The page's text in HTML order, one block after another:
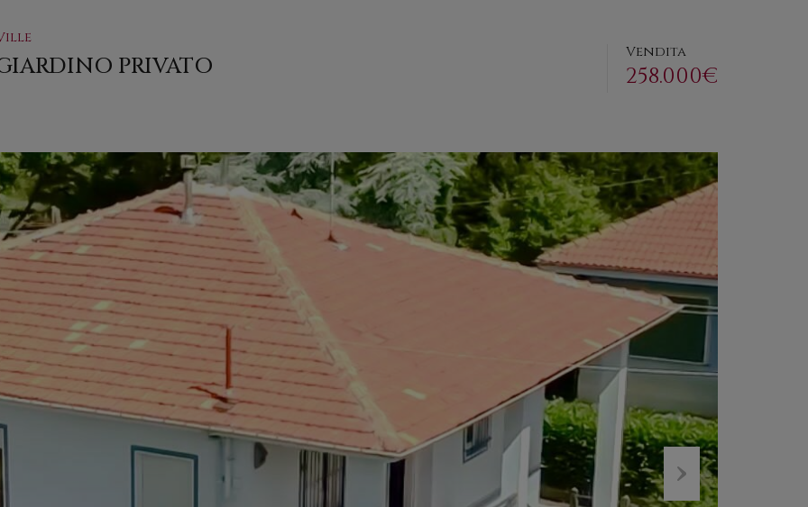
PRIVATO
Vendita
258.000€